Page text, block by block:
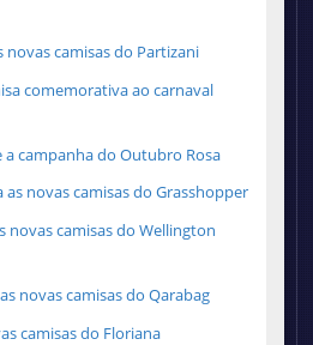
novas camisas do Partizani
comemorativa ao carnaval
campanha do Outubro Rosa
as novas camisas do Grasshopper
novas camisas do Wellington
novas camisas do Qarabag
camisas do Floriana